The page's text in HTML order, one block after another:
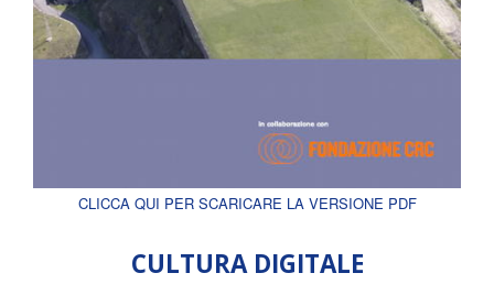
CLICCA QUI PER SCARICARE LA VERSIONE PDF
CULTURA DIGITALE